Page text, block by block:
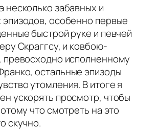
несколько забавных и
особенно первые
быстрой руке и певчей
Скраггсу, и ковбою-
превосходно исполненному
остальные эпизоды
утомления. В итоге я
ускорять просмотр, чтобы
что смотреть на это
скучно.